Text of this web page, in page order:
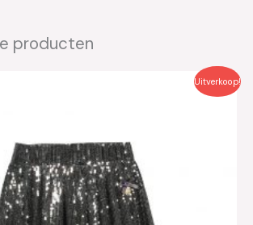
producten
Uitverkoop!